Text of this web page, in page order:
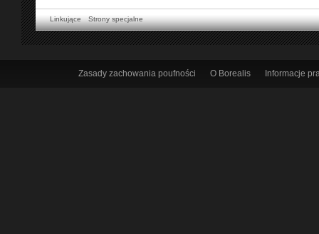
Linkujące Strony specjalne
Zasady zachowania poufności O Borealis Informacje